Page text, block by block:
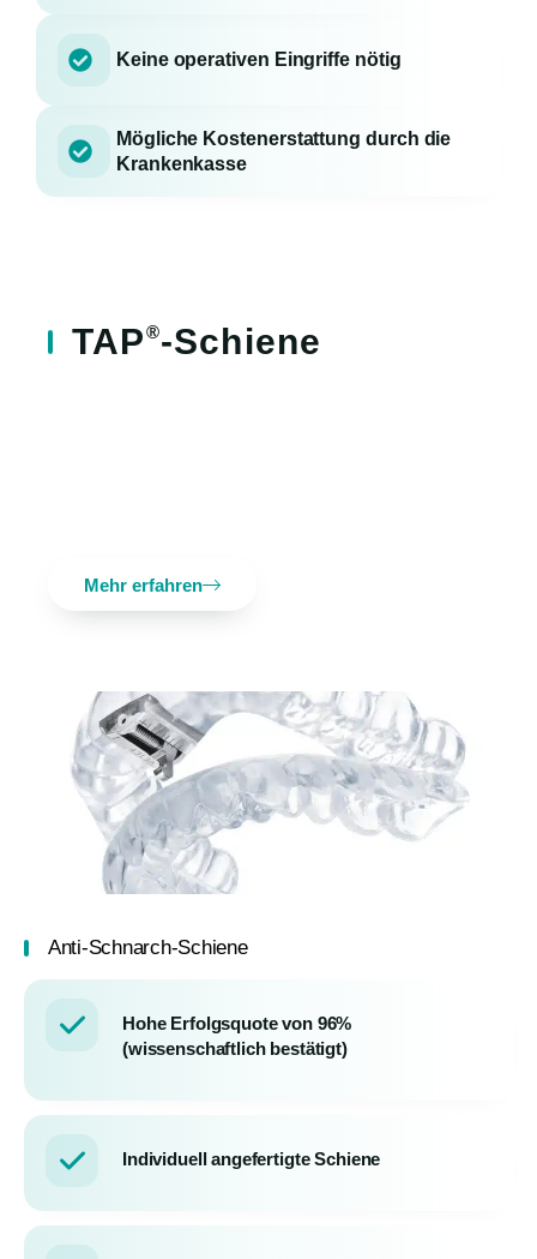
Keine operativen Eingriffe nötig
Mögliche Kostenerstattung durch die
Krankenkasse
TAP®-Schiene​
Mehr erfahren
Anti-Schnarch-Schiene
Hohe Erfolgsquote von 96%
(wissenschaftlich bestätigt)
Individuell angefertigte Schiene